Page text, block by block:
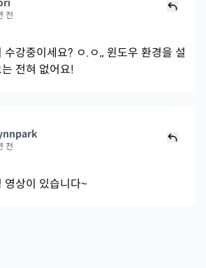
전
수강중이세요? ㅇ.ㅇ,, 윈도우 환경을 설
전혀 없어요!
전
영상이 있습니다~